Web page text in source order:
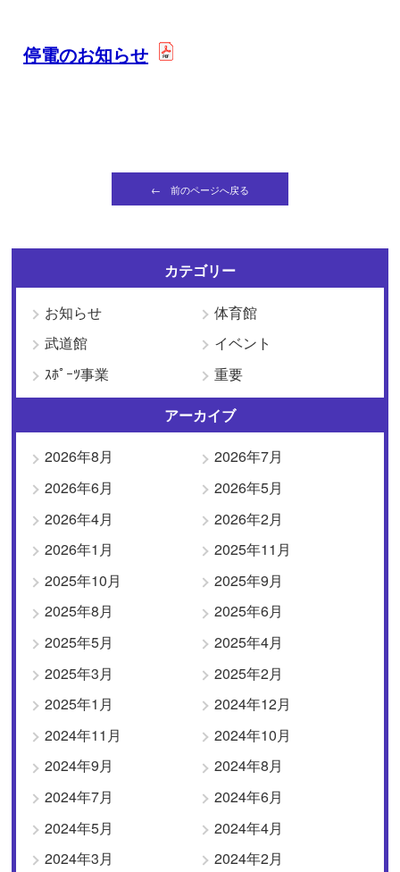
停電のお知らせ
← 前のページへ戻る
カテゴリー
お知らせ
体育館
武道館
イベント
ｽﾎﾟｰﾂ事業
重要
アーカイブ
2026年8月
2026年7月
2026年6月
2026年5月
2026年4月
2026年2月
2026年1月
2025年11月
2025年10月
2025年9月
2025年8月
2025年6月
2025年5月
2025年4月
2025年3月
2025年2月
2025年1月
2024年12月
2024年11月
2024年10月
2024年9月
2024年8月
2024年7月
2024年6月
2024年5月
2024年4月
2024年3月
2024年2月